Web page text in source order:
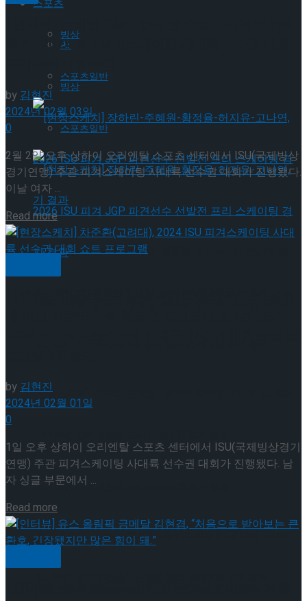
빙상
스포츠일반
[현장스케치] 장하린-주혜원-황정율-허지유-고나연, 2026
[현장스케치] 이규리-전효은-김지유-박하영, 2026 ISU 피겨
[현장스케치] 김민송-문지원-정수빈-이효원-최진아, 2026
스포츠
All
빙상
스포츠일반
[현장스케치] 이규리-전효은-김지유-박하영, 2026 ISU 피겨
JGP 파견선수 선발전 프리 스케이팅 경기 결과
요.” – 2024 ISU 피겨스케이팅 사대륙 선수권 대회
by 김현진
2024년 02월 03일
0
2월 2일 오후 상하이 오리엔탈 스포츠 센터에서 ISU(국제빙상
경기연맹) 주관 피겨스케이팅 사대륙 선수권 대회가 진행됐다.
이날 여자 ...
Read moreDetails
by김현진
2024년 02월 01일
0
1일 오후 상하이 오리엔탈 스포츠 센터에서 ISU(국제빙상경기
연맹) 주관 피겨스케이팅 사대륙 선수권 대회가 진행됐다. 남
자 싱글 부문에서 ...
Read more